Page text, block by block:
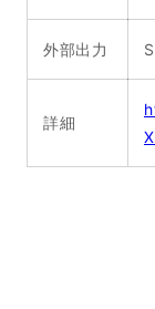
外部出力
詳細